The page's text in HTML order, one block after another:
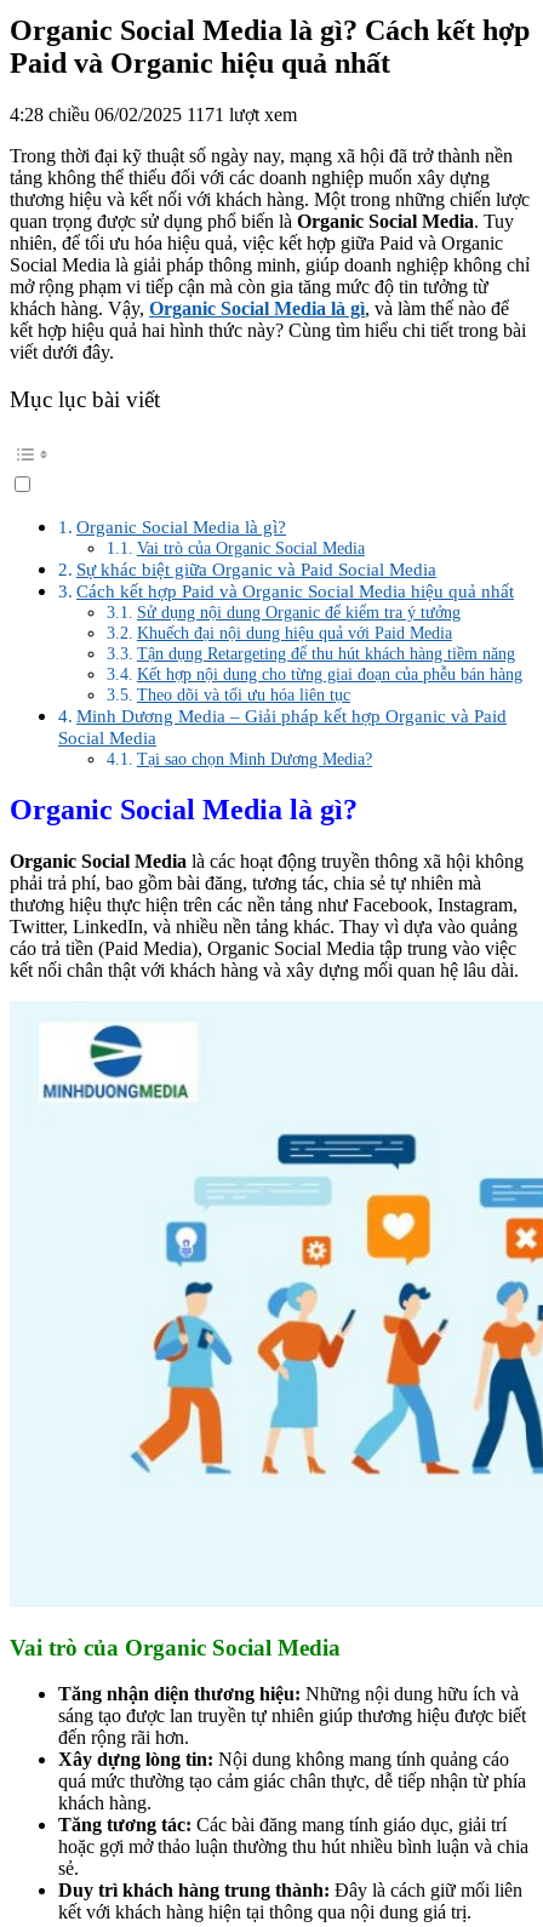
Organic Social Media là gì? Cách kết hợp
Paid và Organic hiệu quả nhất
4:28 chiều 06/02/2025 1171 lượt xem
Trong thời đại kỹ thuật số ngày nay, mạng xã hội đã trở thành nền
tảng không thể thiếu đối với các doanh nghiệp muốn xây dựng
thương hiệu và kết nối với khách hàng. Một trong những chiến lược
quan trọng được sử dụng phổ biến là Organic Social Media. Tuy
nhiên, để tối ưu hóa hiệu quả, việc kết hợp giữa Paid và Organic
Social Media là giải pháp thông minh, giúp doanh nghiệp không chỉ
mở rộng phạm vi tiếp cận mà còn gia tăng mức độ tin tưởng từ
khách hàng. Vậy, Organic Social Media là gì, và làm thế nào để
kết hợp hiệu quả hai hình thức này? Cùng tìm hiểu chi tiết trong bài
viết dưới đây.
Mục lục bài viết
Organic Social Media là gì?
Vai trò của Organic Social Media
Sự khác biệt giữa Organic và Paid Social Media
Cách kết hợp Paid và Organic Social Media hiệu quả nhất
Sử dụng nội dung Organic để kiểm tra ý tưởng
Khuếch đại nội dung hiệu quả với Paid Media
Tận dụng Retargeting để thu hút khách hàng tiềm năng
Kết hợp nội dung cho từng giai đoạn của phễu bán hàng
Theo dõi và tối ưu hóa liên tục
Minh Dương Media – Giải pháp kết hợp Organic và Paid
Social Media
Tại sao chọn Minh Dương Media?
Organic Social Media là gì?
Organic Social Media là các hoạt động truyền thông xã hội không
phải trả phí, bao gồm bài đăng, tương tác, chia sẻ tự nhiên mà
thương hiệu thực hiện trên các nền tảng như Facebook, Instagram,
Twitter, LinkedIn, và nhiều nền tảng khác. Thay vì dựa vào quảng
cáo trả tiền (Paid Media), Organic Social Media tập trung vào việc
kết nối chân thật với khách hàng và xây dựng mối quan hệ lâu dài.
Vai trò của Organic Social Media
Tăng nhận diện thương hiệu: Những nội dung hữu ích và
sáng tạo được lan truyền tự nhiên giúp thương hiệu được biết
đến rộng rãi hơn.
Xây dựng lòng tin: Nội dung không mang tính quảng cáo
quá mức thường tạo cảm giác chân thực, dễ tiếp nhận từ phía
khách hàng.
Tăng tương tác: Các bài đăng mang tính giáo dục, giải trí
hoặc gợi mở thảo luận thường thu hút nhiều bình luận và chia
sẻ.
Duy trì khách hàng trung thành: Đây là cách giữ mối liên
kết với khách hàng hiện tại thông qua nội dung giá trị.